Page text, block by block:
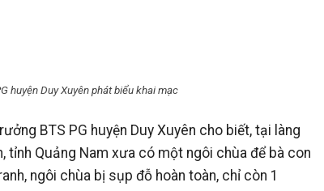
huyện Duy Xuyên phát biểu khai mạc
BTS PG huyện Duy Xuyên cho biết, tại làng
tỉnh Quảng Nam xưa có một ngôi chùa để bà con
ngôi chùa bị sụp đỗ hoàn toàn, chỉ còn 1